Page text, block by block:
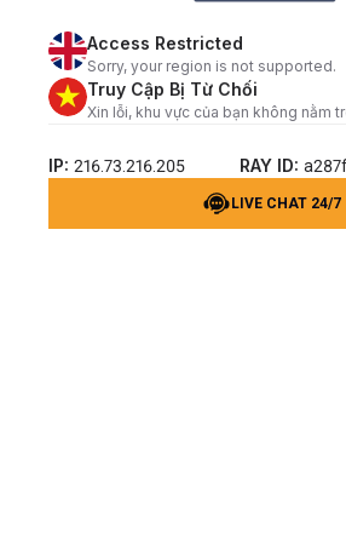
Access Restricted
Sorry, your region is not supported.
Truy Cập Bị Từ Chối
Xin lỗi, khu vực của bạn không nằm
IP: 216.73.216.205 RAY ID:
LIVE CHAT 24/7